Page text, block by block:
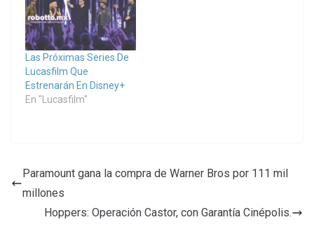
Las Próximas Series De
Lucasfilm Que
Estrenarán En Disney+
En "Lucasfilm"
Paramount gana la compra de Warner Bros por 111 mil
millones
Hoppers: Operación Castor, con Garantía Cinépolis.